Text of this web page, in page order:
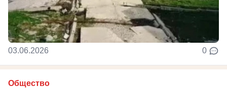
03.06.2026 0
Общество